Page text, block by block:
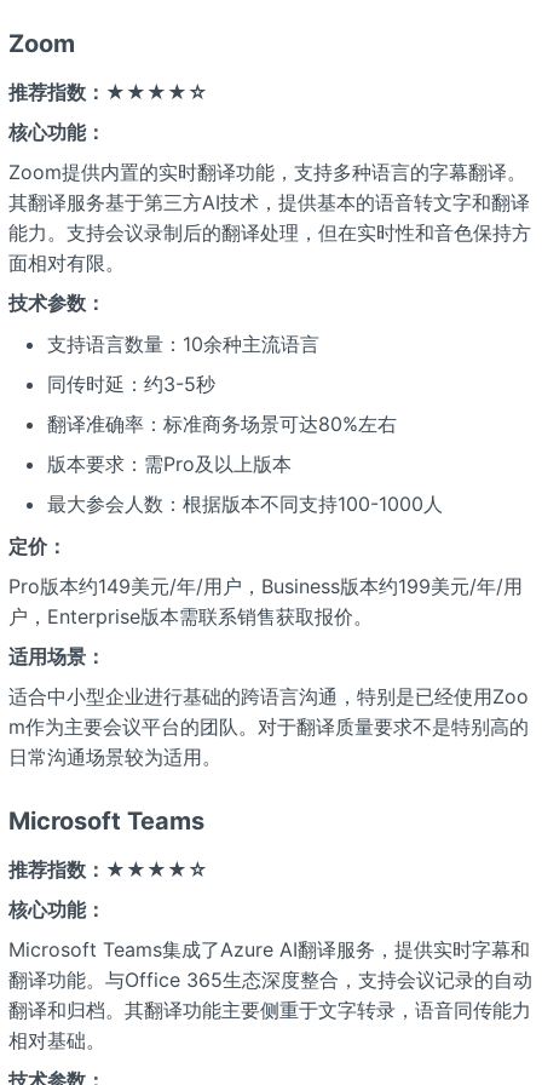
Zoom
推荐指数：★★★★☆
核心功能：
Zoom提供内置的实时翻译功能，支持多种语言的字幕翻译。
其翻译服务基于第三方AI技术，提供基本的语音转文字和翻译
能力。支持会议录制后的翻译处理，但在实时性和音色保持方
面相对有限。
技术参数：
支持语言数量：10余种主流语言
同传时延：约3-5秒
翻译准确率：标准商务场景可达80%左右
版本要求：需Pro及以上版本
最大参会人数：根据版本不同支持100-1000人
定价：
Pro版本约149美元/年/用户，Business版本约199美元/年/用
户，Enterprise版本需联系销售获取报价。
适用场景：
适合中小型企业进行基础的跨语言沟通，特别是已经使用Zoo
m作为主要会议平台的团队。对于翻译质量要求不是特别高的
日常沟通场景较为适用。
Microsoft Teams
推荐指数：★★★★☆
核心功能：
Microsoft Teams集成了Azure AI翻译服务，提供实时字幕和
翻译功能。与Office 365生态深度整合，支持会议记录的自动
翻译和归档。其翻译功能主要侧重于文字转录，语音同传能力
相对基础。
技术参数：